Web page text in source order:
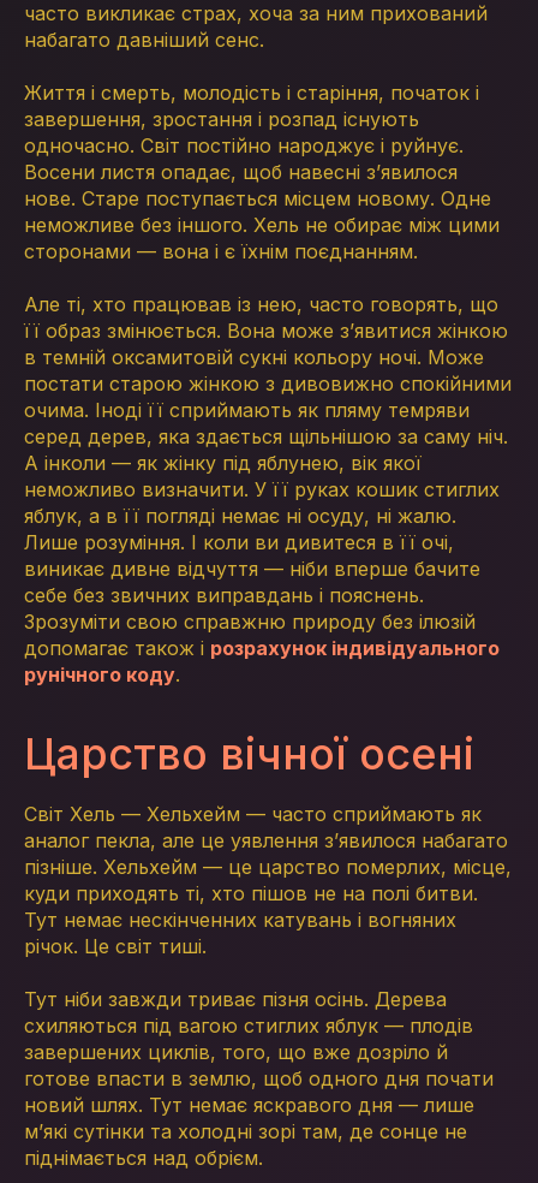
часто викликає страх, хоча за ним прихований
набагато давніший сенс.
Життя і смерть, молодість і старіння, початок і
завершення, зростання і розпад існують
одночасно. Світ постійно народжує і руйнує.
Восени листя опадає, щоб навесні з’явилося
нове. Старе поступається місцем новому. Одне
неможливе без іншого. Хель не обирає між цими
сторонами — вона і є їхнім поєднанням.
Але ті, хто працював із нею, часто говорять, що
її образ змінюється. Вона може з’явитися жінкою
в темній оксамитовій сукні кольору ночі. Може
постати старою жінкою з дивовижно спокійними
очима. Іноді її сприймають як пляму темряви
серед дерев, яка здається щільнішою за саму ніч.
А інколи — як жінку під яблунею, вік якої
неможливо визначити. У її руках кошик стиглих
яблук, а в її погляді немає ні осуду, ні жалю.
Лише розуміння. І коли ви дивитеся в її очі,
виникає дивне відчуття — ніби вперше бачите
себе без звичних виправдань і пояснень.
Зрозуміти свою справжню природу без ілюзій
допомагає також і розрахунок індивідуального
рунічного коду.
Царство вічної осені
Світ Хель — Хельхейм — часто сприймають як
аналог пекла, але це уявлення з’явилося набагато
пізніше. Хельхейм — це царство померлих, місце,
куди приходять ті, хто пішов не на полі битви.
Тут немає нескінченних катувань і вогняних
річок. Це світ тиші.
Тут ніби завжди триває пізня осінь. Дерева
схиляються під вагою стиглих яблук — плодів
завершених циклів, того, що вже дозріло й
готове впасти в землю, щоб одного дня почати
новий шлях. Тут немає яскравого дня — лише
м’які сутінки та холодні зорі там, де сонце не
піднімається над обрієм.